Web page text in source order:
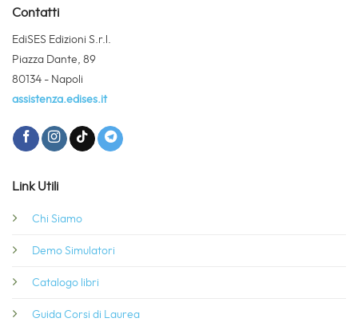
Contatti
EdiSES Edizioni S.r.l.
Piazza Dante, 89
80134 - Napoli
assistenza.edises.it
Link Utili
Chi Siamo
Demo Simulatori
Catalogo libri
Guida Corsi di Laurea